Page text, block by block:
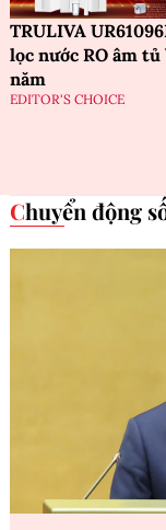
TRULIVA
lọc nước RO âm tủ
năm
EDITOR'S CHOICE
Chuyển động